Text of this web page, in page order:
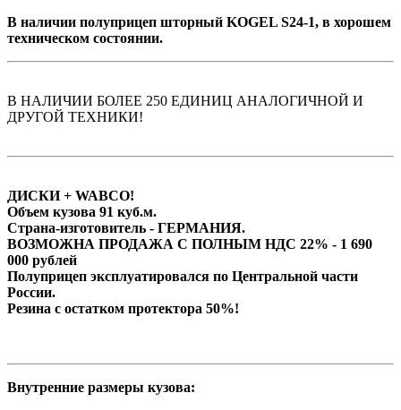
В наличии полуприцеп шторный KOGEL S24-1, в хорошем
техническом состоянии.
В НАЛИЧИИ БОЛЕЕ 250 ЕДИНИЦ АНАЛОГИЧНОЙ И
ДРУГОЙ ТЕХНИКИ!
ДИСКИ + WABCO!
Объем кузова 91 куб.м.
Страна-изготовитель - ГЕРМАНИЯ.
ВОЗМОЖНА ПРОДАЖА С ПОЛНЫМ НДС 22% - 1 690
000 рублей
Полуприцеп эксплуатировался по Центральной части
Росcии.
Резина с остатком протектора 50%!
Внутренние размеры кузова: